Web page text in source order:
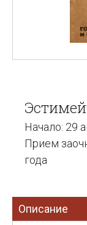
Начало: 29
Прием
года
Описание